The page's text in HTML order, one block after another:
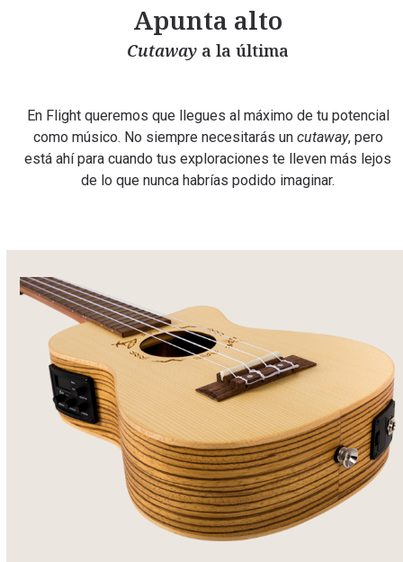
Apunta alto
Cutaway a la última
En Flight queremos que llegues al máximo de tu potencial
como músico. No siempre necesitarás un cutaway, pero
está ahí para cuando tus exploraciones te lleven más lejos
de lo que nunca habrías podido imaginar.